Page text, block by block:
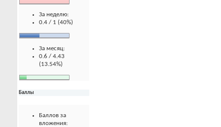
За неделю:
0.4 / 1 (40%)
За месяц:
0.6 / 4.43
(13.54%)
Баллы
Баллов за
вложения: